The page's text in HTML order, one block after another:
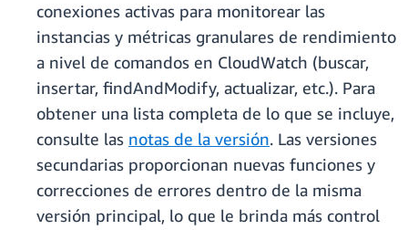
conexiones activas para monitorear las
instancias y métricas granulares de rendimiento
a nivel de comandos en CloudWatch (buscar,
insertar, findAndModify, actualizar, etc.). Para
obtener una lista completa de lo que se incluye,
consulte las notas de la versión. Las versiones
secundarias proporcionan nuevas funciones y
correcciones de errores dentro de la misma
versión principal, lo que le brinda más control